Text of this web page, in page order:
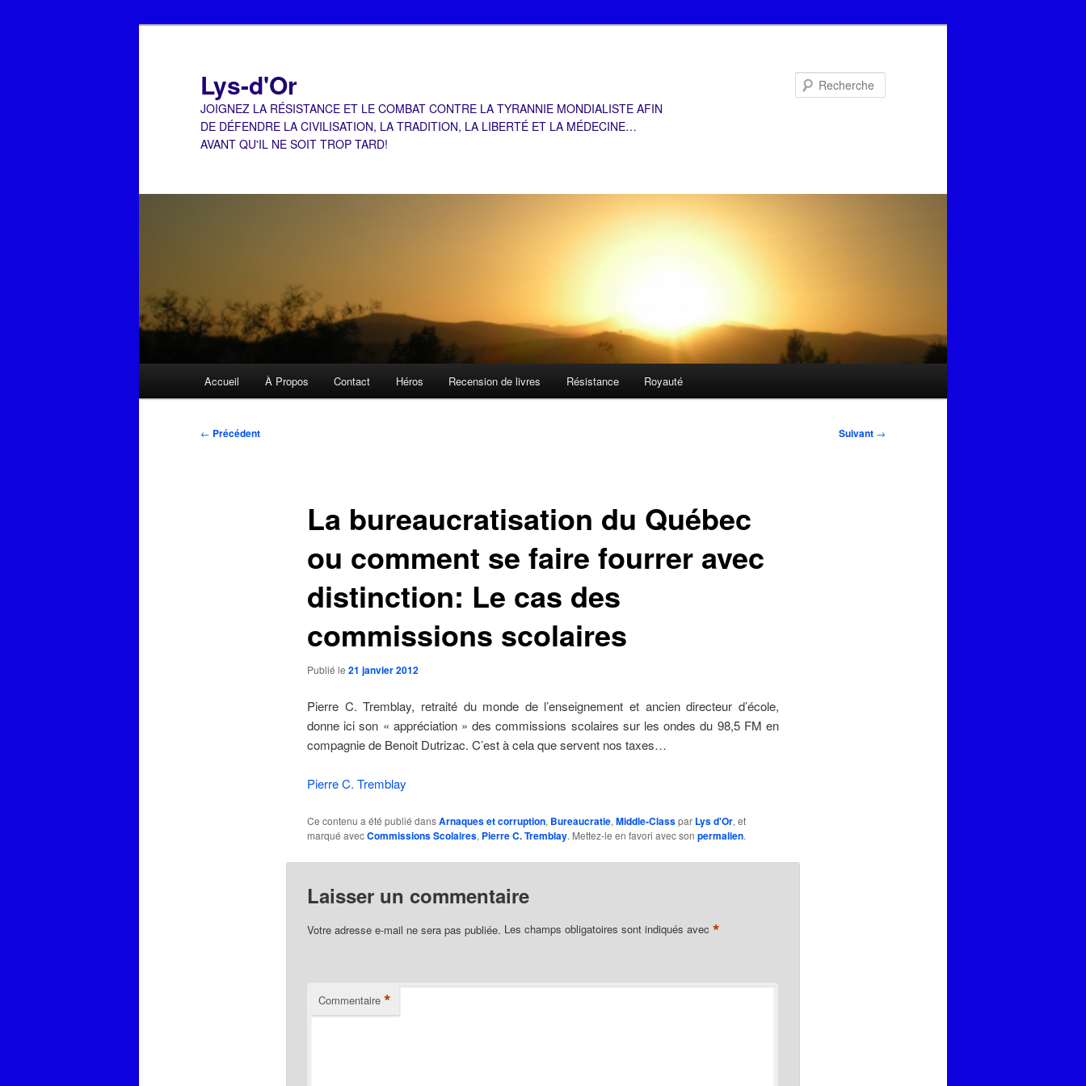
Lys-d'Or
JOIGNEZ LA RÉSISTANCE ET LE COMBAT CONTRE LA TYRANNIE MONDIALISTE AFIN
DE DÉFENDRE LA CIVILISATION, LA TRADITION, LA LIBERTÉ ET LA MÉDECINE…
AVANT QU'IL NE SOIT TROP TARD!
Accueil À Propos Contact Héros Recension de livres Résistance Royauté
Navigation
← Précédent Suivant →
La bureaucratisation du Québec
ou comment se faire fourrer avec
distinction: Le cas des
commissions scolaires
Publié le 21 janvier 2012
Pierre C. Tremblay, retraité du monde de l’enseignement et ancien directeur d’école,
donne ici son « appréciation » des commissions scolaires sur les ondes du 98,5 FM en
compagnie de Benoit Dutrizac. C’est à cela que servent nos taxes…
Pierre C. Tremblay
Ce contenu a été publié dansArnaques et corruption, Bureaucratie, Middle-Classpar Lys d'Or, et
marqué avecCommissions Scolaires, Pierre C. Tremblay. Mettez-le en favori avec son permalien.
Laisser un commentaire
Votre adresse e-mail ne sera pas publiée. Les champs obligatoires sont indiqués avec *
Commentaire *